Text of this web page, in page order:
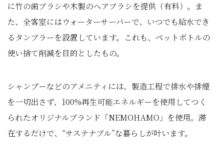
に竹の歯ブラシや木製のヘアブラシを提供（有料）。ま
た、全客室にはウォーターサーバーで、いつでも給水でき
るタンブラーを設置しています。これも、ペットボトルの
使い捨て削減を目的としたもの。
シャンプーなどのアメニティには、製造工程で排水や排煙
を一切出さず、100%再生可能エネルギーを使用してつく
られたオリジナルブランド「NEMOHAMO」を使用。滞
在するだけで、“サステナブル”な暮らしが叶います。